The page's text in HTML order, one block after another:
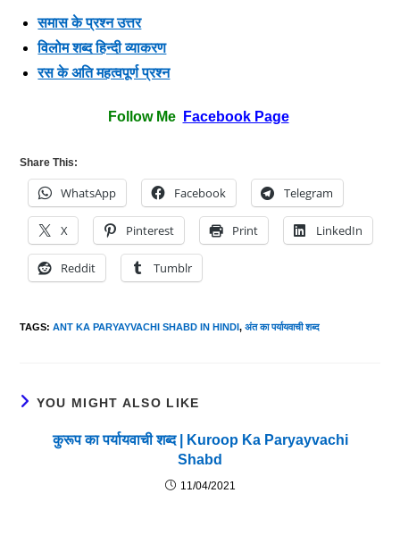
समास के प्रश्न उत्तर
विलोम शब्द हिन्दी व्याकरण
रस के अति महत्वपूर्ण प्रश्न
Follow Me Facebook Page
Share This:
WhatsApp Facebook Telegram
X Pinterest Print LinkedIn
Reddit Tumblr
TAGS:ANT KA PARYAYVACHI SHABD IN HINDI, अंत का पर्यायवाची शब्द
YOU MIGHT ALSO LIKE
कुरूप का पर्यायवाची शब्द | Kuroop Ka Paryayvachi
Shabd
11/04/2021